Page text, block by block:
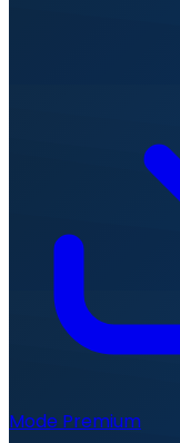
Mode Premium